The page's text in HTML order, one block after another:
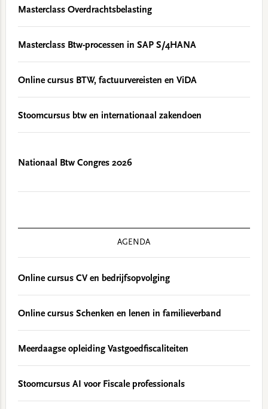
Masterclass Overdrachtsbelasting
Masterclass Btw-processen in SAP S/4HANA
Online cursus BTW, factuurvereisten en ViDA
Stoomcursus btw en internationaal zakendoen
Nationaal Btw Congres 2026
AGENDA
Online cursus CV en bedrijfsopvolging
Online cursus Schenken en lenen in familieverband
Meerdaagse opleiding Vastgoedfiscaliteiten
Stoomcursus AI voor Fiscale professionals